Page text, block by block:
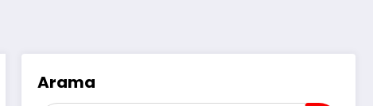
Arama